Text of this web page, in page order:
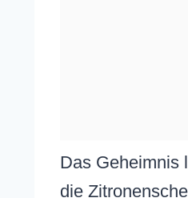
Das Geheimnis
die